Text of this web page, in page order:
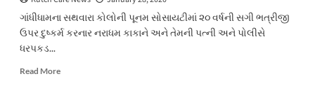
ગાંધીધામના સથવારા કોલોની પૂનમ સોસાયટીમાં ૨૦ વર્ષની સગી ભત્રીજી
ઉપર દુષ્કર્મ કરનાર નરાધમ કાકાને અને તેમની પત્ની અને પોલીસે
ધરપકડ...
Read MoreRead